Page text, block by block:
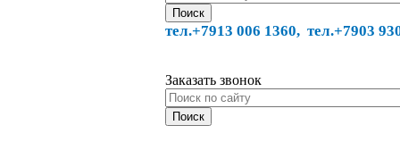
тел.+7913 006 1360, тел.+7903
Заказать звонок